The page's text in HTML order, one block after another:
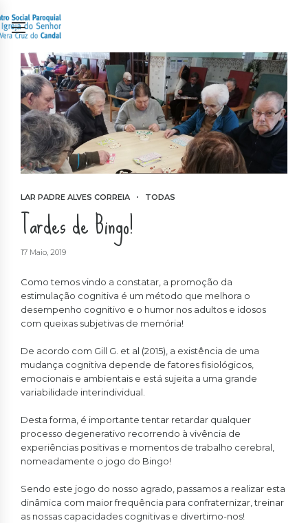
LAR PADRE ALVES CORREIA TODAS
Tardes de Bingo!
17 Maio, 2019
Como temos vindo a constatar, a promoção da
estimulação cognitiva é um método que melhora o
desempenho cognitivo e o humor nos adultos e idosos
com queixas subjetivas de memória!
De acordo com Gill G. et al (2015), a existência de uma
mudança cognitiva depende de fatores fisiológicos,
emocionais e ambientais e está sujeita a uma grande
variabilidade interindividual.
Desta forma, é importante tentar retardar qualquer
processo degenerativo recorrendo à vivência de
experiências positivas e momentos de trabalho cerebral,
nomeadamente o jogo do Bingo!
Sendo este jogo do nosso agrado, passamos a realizar esta
dinâmica com maior frequência para confraternizar, treinar
as nossas capacidades cognitivas e divertimo-nos!